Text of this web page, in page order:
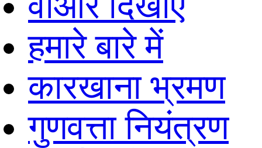
हमारे बारे में
कारखाना भ्रमण
गुणवत्ता नियंत्रण